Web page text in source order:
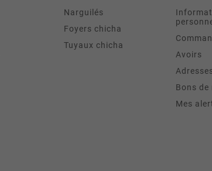
Narguilés
Foyers chicha
Tuyaux chicha
Avoirs
Bons de
Mes